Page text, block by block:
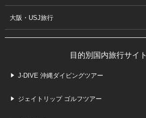
大阪・USJ旅行
目的別国内旅行サイト
J-DIVE 沖縄ダイビングツアー
ジェイトリップ ゴルフツアー